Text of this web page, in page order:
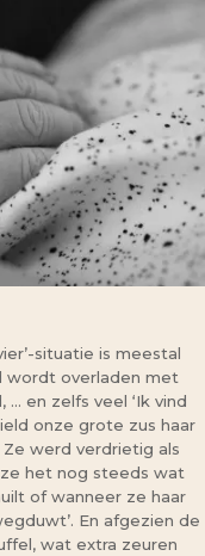
situatie is meestal
wordt overladen met
en zelfs veel ‘Ik vind
onze grote zus haar
werd verdrietig als
het nog steeds wat
of wanneer ze haar
En afgezien de
wat extra zeuren